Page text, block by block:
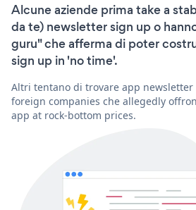
Alcune aziende prima take a
da te) newsletter sign up o
guru" che afferma di poter
sign up in 'no time'.
Altri tentano di trovare app
foreign companies che allegedly
app at rock-bottom prices.